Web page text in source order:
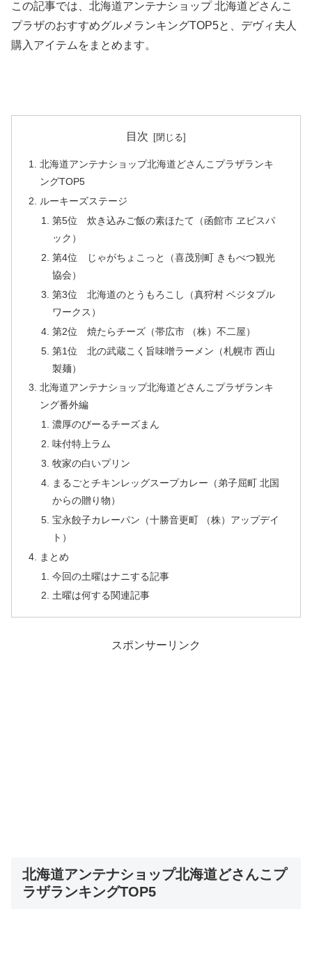
この記事では、北海道アンテナショップ 北海道どさんこ
プラザのおすすめグルメランキングTOP5と、デヴィ夫人
購入アイテムをまとめます。
目次
北海道アンテナショップ北海道どさんこプラザランキ
ングTOP5
ルーキーズステージ
第5位 炊き込みご飯の素ほたて（函館市 ヱビスパ
ック）
第4位 じゃがちょこっと（喜茂別町 きもべつ観光
協会）
第3位 北海道のとうもろこし（真狩村 ベジタブル
ワークス）
第2位 焼たらチーズ（帯広市 （株）不二屋）
第1位 北の武蔵こく旨味噌ラーメン（札幌市 西山
製麺）
北海道アンテナショップ北海道どさんこプラザランキ
ング番外編
濃厚のびーるチーズまん
味付特上ラム
牧家の白いプリン
まるごとチキンレッグスープカレー（弟子屈町 北国
からの贈り物）
宝永餃子カレーパン（十勝音更町 （株）アップデイ
ト）
まとめ
今回の土曜はナニする記事
土曜は何する関連記事
スポンサーリンク
北海道アンテナショップ北海道どさんこプ
ラザランキングTOP5